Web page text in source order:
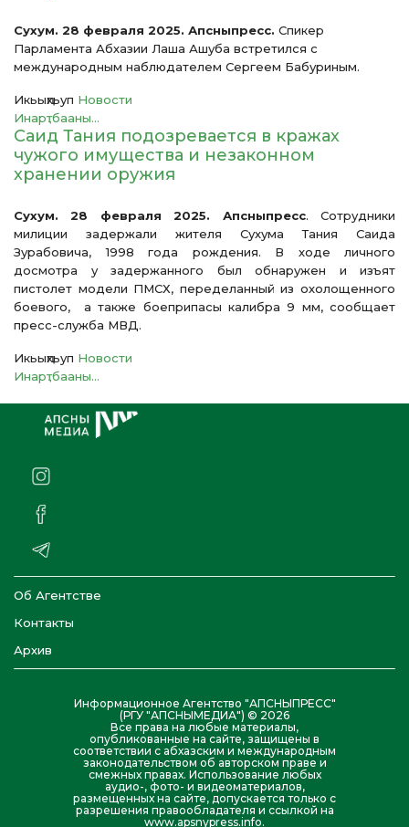
Сухум. 28 февраля 2025. Апсныпресс. Спикер
Парламента Абхазии Лаша Ашуба встретился с
международным наблюдателем Сергеем Бабуриным.
Икьыԥхьуп Новости
Инарҭбааны...
Саид Тания подозревается в кражах
чужого имущества и незаконном
хранении оружия
Сухум. 28 февраля 2025. Апсныпресс. Сотрудники
милиции задержали жителя Сухума Тания Саида
Зурабовича, 1998 года рождения. В ходе личного
досмотра у задержанного был обнаружен и изъят
пистолет модели ПМСХ, переделанный из охолощенного
боевого, а также боеприпасы калибра 9 мм, сообщает
пресс-служба МВД.
Икьыԥхьуп Новости
Инарҭбааны...
Об Агентстве
Контакты
Архив
Информационное Агентство "АПСНЫПРЕСС"
(РГУ "АПСНЫМЕДИА") © 2026
Все права на любые материалы,
опубликованные на сайте, защищены в
соответствии с абхазским и международным
законодательством об авторском праве и
смежных правах. Использование любых
аудио-, фото- и видеоматериалов,
размещенных на сайте, допускается только с
разрешения правообладателя и ссылкой на
www.apsnypress.info.